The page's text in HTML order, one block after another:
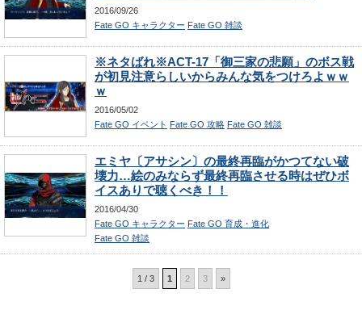
2016/09/26
Fate GO キャラクター Fate GO 雑談
※ネタばれ※ACT-17「御三家の悲願」のボス戦
が初見注意らしいからみんな気をつけろよｗｗ
ｗ
2016/05/02
Fate GO イベント Fate GO 攻略 Fate GO 雑談
エミヤ〔アサシン〕の最終再臨がかつてない破
壊力…絵のみならず最終再臨させる時はぜひボ
イスありで聴くべき！！
2016/04/30
Fate GO キャラクター Fate GO 育成・進化
Fate GO 雑談
1 / 3 1 2 3 »